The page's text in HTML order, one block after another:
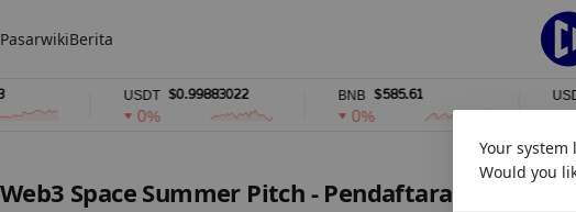
PasarwikiBerita
USDT $0.99883022
0%
BNB $585.61
0%
USDC
0%
Web3 Space Summer Pitch - Pendaftaran resmi
Your system
Would you